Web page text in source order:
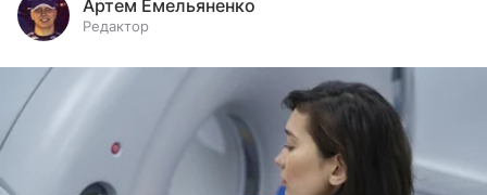
Артем Емельяненко
Редактор